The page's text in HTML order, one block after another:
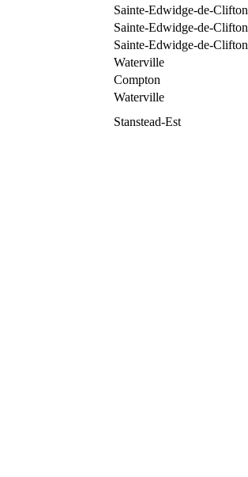
Sainte-Edwidge-de-Clifton
Sainte-Edwidge-de-Clifton
Sainte-Edwidge-de-Clifton
Waterville
Compton
Waterville
Stanstead-Est